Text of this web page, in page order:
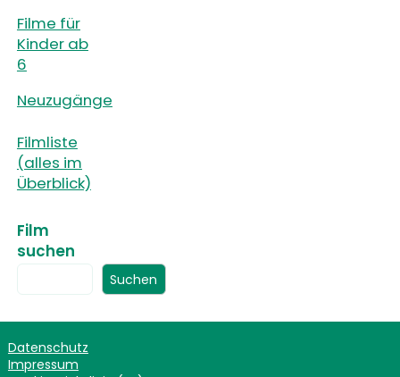
Filme für
Kinder ab
6
Neuzugänge
Filmliste
(alles im
Überblick)
Film
suchen
Suchen
Datenschutz
Impressum